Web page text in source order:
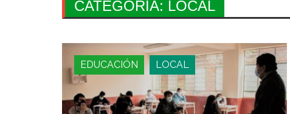
CATEGORÍA: LOCAL
EDUCACIÓN LOCAL